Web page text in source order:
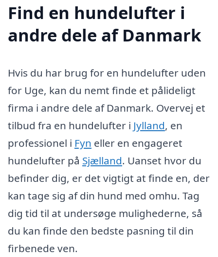
Find en hundelufter i
andre dele af Danmark
Hvis du har brug for en hundelufter uden
for Uge, kan du nemt finde et pålideligt
firma i andre dele af Danmark. Overvej et
tilbud fra en hundelufter i Jylland, en
professionel i Fyn eller en engageret
hundelufter på Sjælland. Uanset hvor du
befinder dig, er det vigtigt at finde en, der
kan tage sig af din hund med omhu. Tag
dig tid til at undersøge mulighederne, så
du kan finde den bedste pasning til din
firbenede ven.